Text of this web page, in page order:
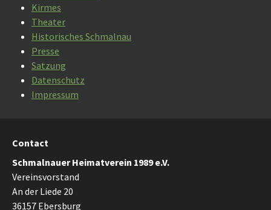
Kirmes
Theater
Historisches Schmalnau
Presse
Satzung
Datenschutz
Impressum
Contact
Schmalnauer Heimatverein 1989 e.V.
Vereinsvorstand
An der Liede 20
36157 Ebersburg